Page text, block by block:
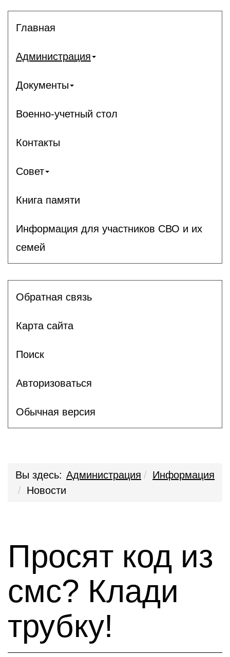
Главная
Администрация
Документы
Военно-учетный стол
Контакты
Совет
Книга памяти
Информация для участников СВО и их
семей
Обратная связь
Карта сайта
Поиск
Авторизоваться
Обычная версия
Вы здесь: Администрация
Информация
Новости
Просят код из
смс? Клади
трубку!